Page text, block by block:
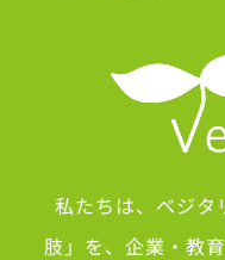
私たちは、ベジタ
肢」を、企業・教